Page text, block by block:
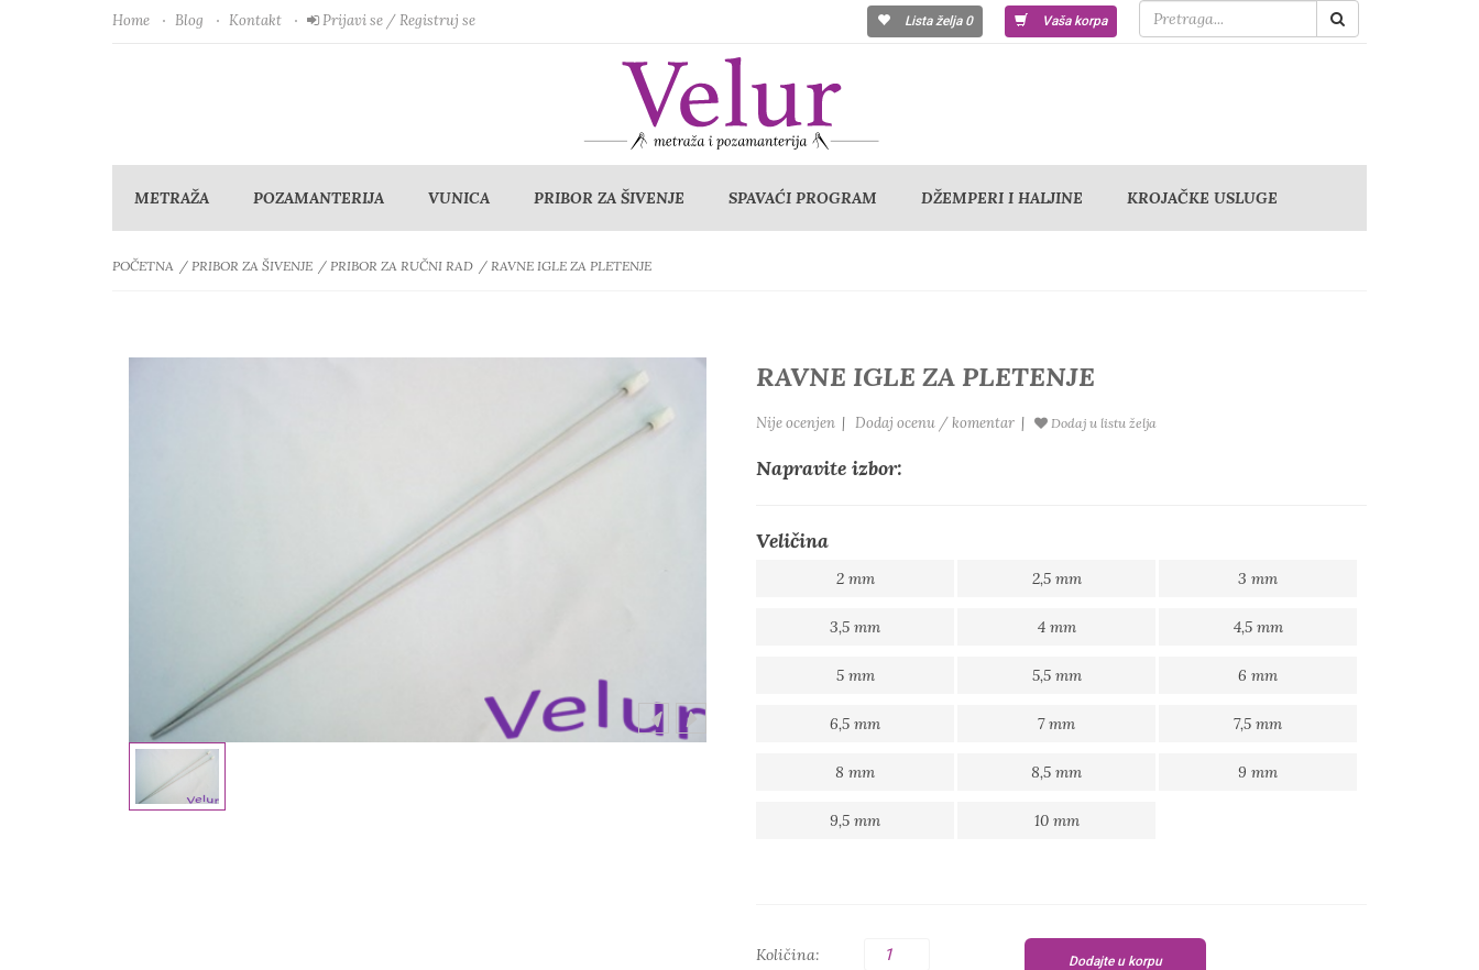
Home Blog Kontakt Prijavi se / Registruj se Lista želja 0 Vaša korpa
METRAŽA POZAMANTERIJA VUNICA PRIBOR ZA ŠIVENJE SPAVAĆI PROGRAM DŽEMPERI I HALJINE KROJAČKE USLUGE
POČETNA PRIBOR ZA ŠIVENJE PRIBOR ZA RUČNI RAD RAVNE IGLE ZA PLETENJE
RAVNE IGLE ZA PLETENJE
Nije ocenjen | Dodaj ocenu / komentar | Dodaj u listu želja
Napravite izbor:
Veličina
2 mm 2,5 mm 3 mm
3,5 mm 4 mm 4,5 mm
5 mm 5,5 mm 6 mm
6,5 mm 7 mm 7,5 mm
8 mm 8,5 mm 9 mm
9,5 mm 10 mm
Količina: Dodajte u korpu